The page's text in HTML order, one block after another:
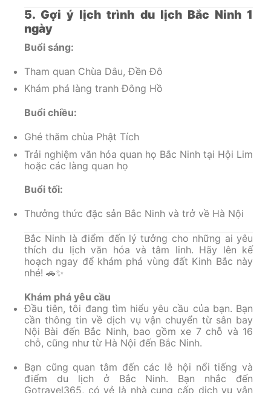
5. Gợi ý lịch trình du lịch Bắc Ninh 1
ngày
Buổi sáng:
Tham quan Chùa Dâu, Đền Đô
Khám phá làng tranh Đông Hồ
Buổi chiều:
Ghé thăm chùa Phật Tích
Trải nghiệm văn hóa quan họ Bắc Ninh tại Hội Lim
hoặc các làng quan họ
Buổi tối:
Thưởng thức đặc sản Bắc Ninh và trở về Hà Nội
Bắc Ninh là điểm đến lý tưởng cho những ai yêu
thích du lịch văn hóa và tâm linh. Hãy lên kế
hoạch ngay để khám phá vùng đất Kinh Bắc này
nhé! 🚗✨
Khám phá yêu cầu
Đầu tiên, tôi đang tìm hiểu yêu cầu của bạn. Bạn
cần thông tin về dịch vụ vận chuyển từ sân bay
Nội Bài đến Bắc Ninh, bao gồm xe 7 chỗ và 16
chỗ, cũng như từ Hà Nội đến Bắc Ninh.
Bạn cũng quan tâm đến các lễ hội nổi tiếng và
điểm du lịch ở Bắc Ninh. Bạn nhắc đến
Gotravel365, có vẻ là nhà cung cấp dịch vụ vận